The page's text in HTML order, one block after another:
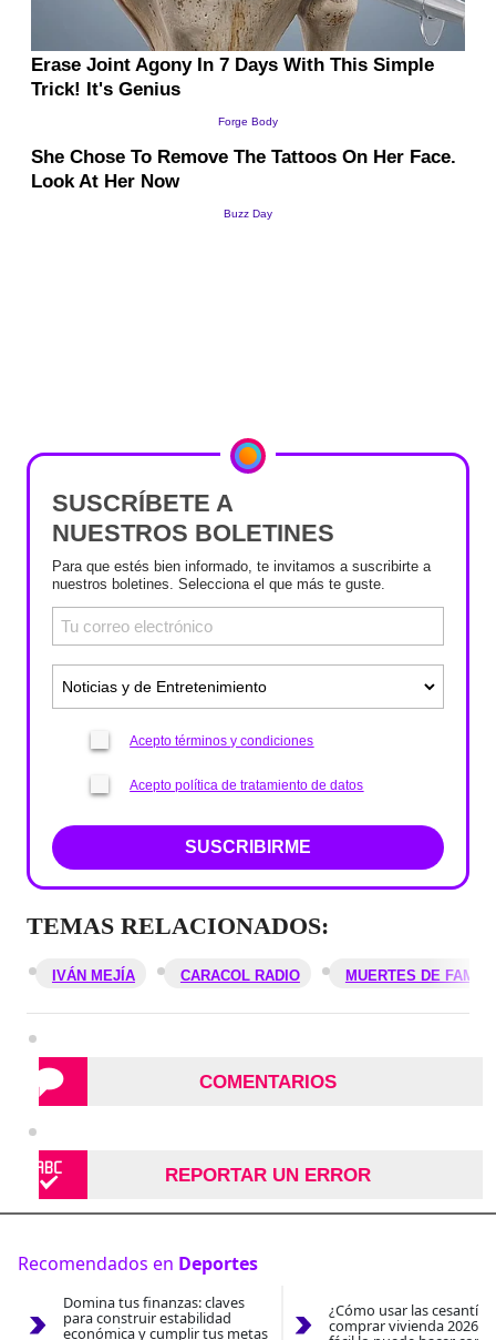
SUSCRÍBETE A
NUESTROS BOLETINES
Para que estés bien informado, te invitamos a suscribirte a
nuestros boletines. Selecciona el que más te guste.
Acepto términos y condiciones
Acepto política de tratamiento de datos
SUSCRIBIRME
TEMAS RELACIONADOS:
IVÁN MEJÍA CARACOL RADIO MUERTES DE
COMENTARIOS
REPORTAR UN ERROR
Recomendados en Deportes
Domina tus finanzas: claves
para construir estabilidad
económica y cumplir tus metas
¿Cómo usar las
comprar vivienda 2026?